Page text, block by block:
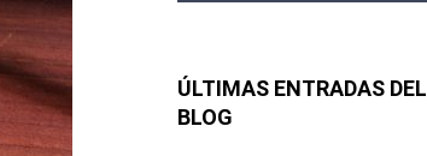
ÚLTIMAS ENTRADAS DEL
BLOG